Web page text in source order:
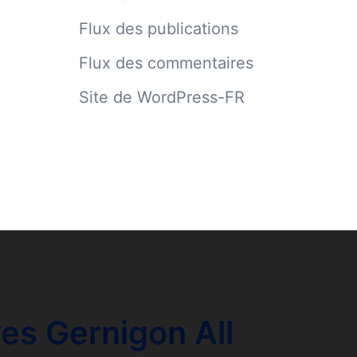
Flux des publications
Flux des commentaires
Site de WordPress-FR
Gernigon All